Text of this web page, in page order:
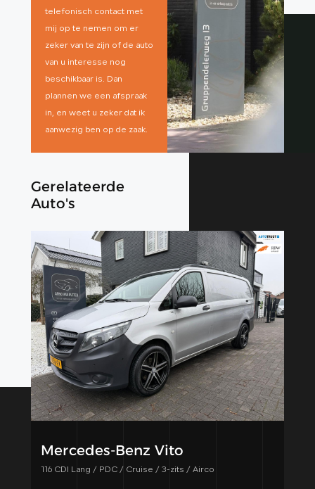
telefonisch contact met
mij op te nemen om er
zeker van te zijn of de auto
van u interesse nog
beschikbaar is. Dan
plannen we een afspraak
in, en weet u zeker dat ik
aanwezig ben op de zaak.
Gerelateerde
Auto's
Mercedes-Benz Vito
116 CDI Lang / PDC / Cruise / 3-zits / Airco